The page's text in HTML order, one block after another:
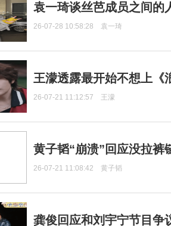
袁一琦谈丝芭成员之间的
26-07-28 10:58:28 袁一琦
王濛透露最开始不想上《
26-07-21 11:12:57 王濛
黄子韬“崩溃”回应没拉裤
26-07-21 11:08:42 黄子韬
龚俊回应和刘宇宁节目争